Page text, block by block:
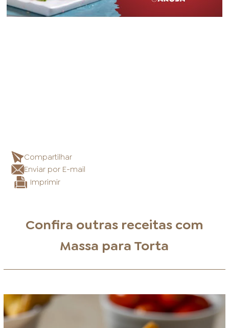
Compartilhar
Enviar por E-mail
Imprimir
Confira outras receitas com
Massa para Torta